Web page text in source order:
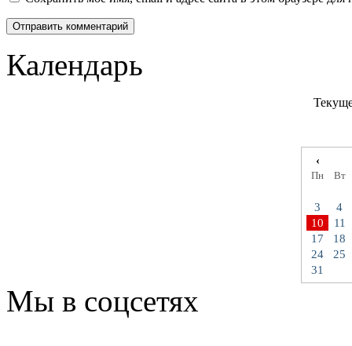
Календарь
‹
Пн Вт
3
4
10
11
17
18
24
25
31
Мы в соцсетях